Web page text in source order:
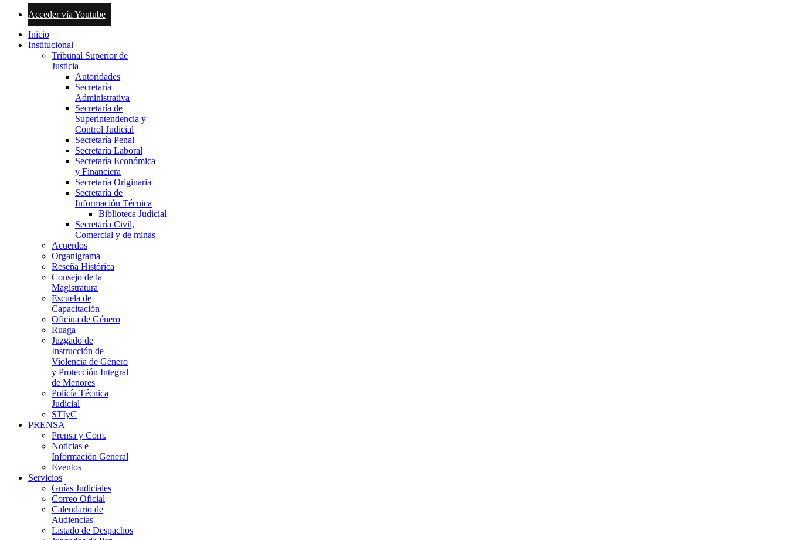
Acceder vía Youtube
Inicio
Institucional
Tribunal Superior de
Justicia
Autoridades
Secretaría
Administrativa
Secretaría de
Superintendencia y
Control Judicial
Secretaría Penal
Secretaría Laboral
Secretaría Económica
y Financiera
Secretaría Originaria
Secretaría de
Información Técnica
Biblioteca Judicial
Secretaría Civil,
Comercial y de minas
Acuerdos
Organigrama
Reseña Histórica
Consejo de la
Magistratura
Escuela de
Capacitación
Oficina de Género
Ruaga
Juzgado de
Instrucción de
Violencia de Género
y Protección Integral
de Menores
Policía Técnica
Judicial
STIyC
PRENSA
Prensa y Com.
Noticias e
Información General
Eventos
Servicios
Guías Judiciales
Correo Oficial
Calendario de
Audiencias
Listado de Despachos